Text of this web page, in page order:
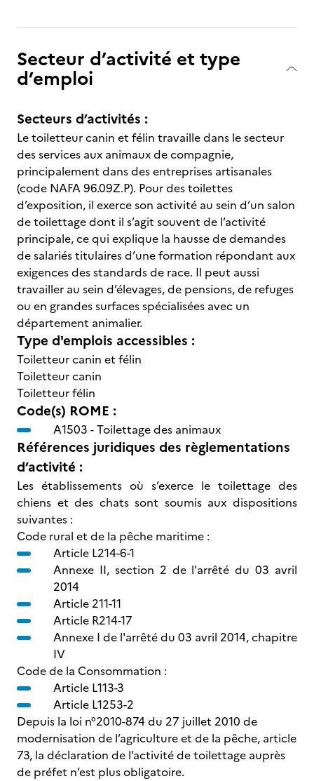
Secteur d’activité et type
d’emploi
Secteurs d’activités :
Le toiletteur canin et félin travaille dans le secteur
des services aux animaux de compagnie,
principalement dans des entreprises artisanales
(code NAFA 96.09Z.P). Pour des toilettes
d’exposition, il exerce son activité au sein d’un salon
de toilettage dont il s’agit souvent de l’activité
principale, ce qui explique la hausse de demandes
de salariés titulaires d’une formation répondant aux
exigences des standards de race. Il peut aussi
travailler au sein d’élevages, de pensions, de refuges
ou en grandes surfaces spécialisées avec un
département animalier.
Type d'emplois accessibles :
Toiletteur canin et félin
Toiletteur canin
Toiletteur félin
Code(s) ROME :
A1503 -Toilettage des animaux
Références juridiques des règlementations
d’activité :
Les établissements où s’exerce le toilettage des
chiens et des chats sont soumis aux dispositions
suivantes :
Code rural et de la pêche maritime :
Article L214-6-1
Annexe II, section 2 de l'arrêté du 03 avril
2014
Article 211-11
Article R214-17
Annexe I de l'arrêté du 03 avril 2014, chapitre
IV
Code de la Consommation :
Article L113-3
Article L1253-2
Depuis la loi n°2010-874 du 27 juillet 2010 de
modernisation de l’agriculture et de la pêche, article
73, la déclaration de l’activité de toilettage auprès
de préfet n’est plus obligatoire.